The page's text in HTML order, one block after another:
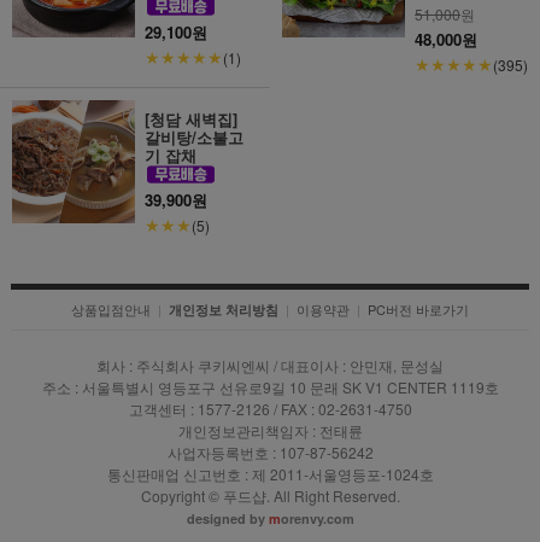
29,100원
★★★★★(1)
51,000원
48,000원
★★★★★(395)
[청담 새벽집]
갈비탕/소불고
기 잡채
39,900원
★★★(5)
상품입점안내 | 개인정보 처리방침 | 이용약관 | PC버전 바로가기
회사 : 주식회사 쿠키씨엔씨 / 대표이사 : 안민재, 문성실
주소 : 서울특별시 영등포구 선유로9길 10 문래 SK V1 CENTER 1119호
고객센터 : 1577-2126 / FAX : 02-2631-4750
개인정보관리책임자 : 전태륜
사업자등록번호 : 107-87-56242
통신판매업 신고번호 : 제 2011-서울영등포-1024호
Copyright © 푸드샵. All Right Reserved.
designed by morenvy.com